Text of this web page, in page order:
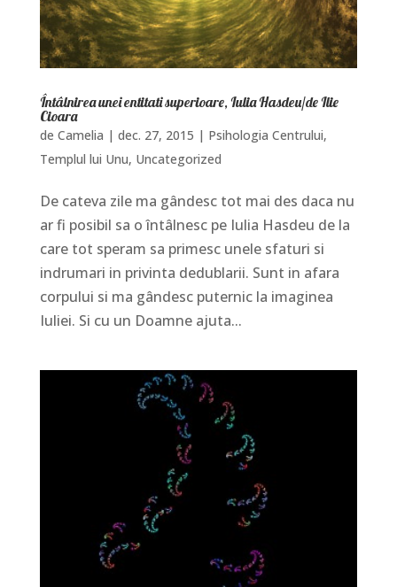
Întâlnirea unei entitati superioare, Iulia Hasdeu/de Ilie
Cioara
de Camelia | dec. 27, 2015 | Psihologia Centrului,
Templul lui Unu, Uncategorized
De cateva zile ma gândesc tot mai des daca nu
ar fi posibil sa o întâlnesc pe Iulia Hasdeu de la
care tot speram sa primesc unele sfaturi si
indrumari in privinta dedublarii. Sunt in afara
corpului si ma gândesc puternic la imaginea
Iuliei. Si cu un Doamne ajuta...